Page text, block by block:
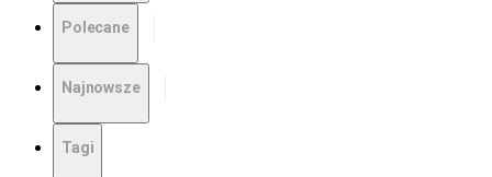
Polecane
Najnowsze
Tagi